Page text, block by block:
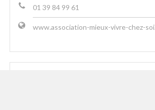
01 39 84 99 61
www.association-mieux-vivre-chez-